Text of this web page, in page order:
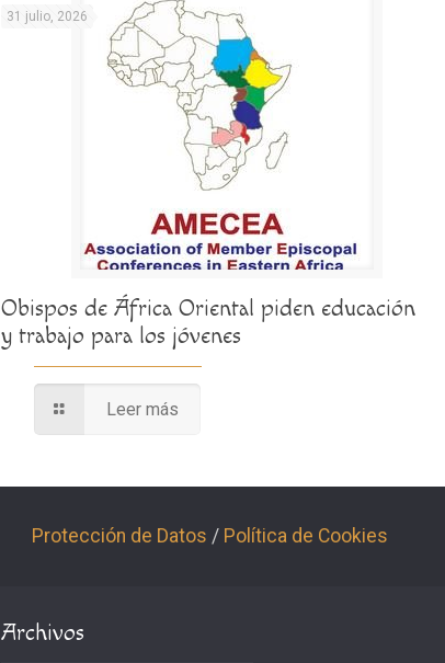
31 julio, 2026
Obispos de África Oriental piden educación
y trabajo para los jóvenes
Leer más
Protección de Datos / Política de Cookies
Archivos